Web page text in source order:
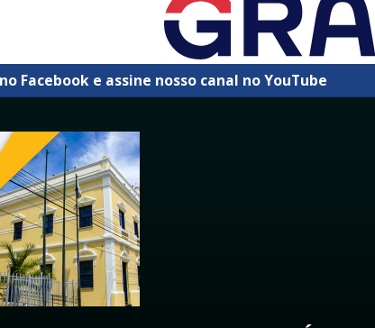
Facebook e assine nosso canal no YouTube